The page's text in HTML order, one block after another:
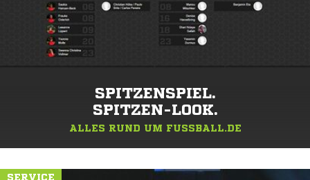
SPITZENSPIEL.
SPITZEN-LOOK.
ALLES RUND UM FUSSBALL.DE
SERVICE